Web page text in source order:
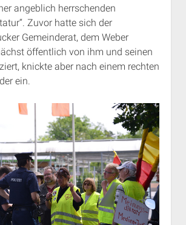
angeblich herrschenden
Zuvor hatte sich der
Gemeinderat, dem Weber
öffentlich von ihm und seinen
knickte aber nach einem rechten
ein.